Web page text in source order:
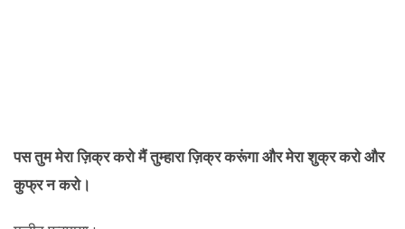
पस तुम मेरा ज़िक्र करो मैं तुम्हारा ज़िक्र करूंगा और मेरा शुक्र करो और
कुफ्र न करो।